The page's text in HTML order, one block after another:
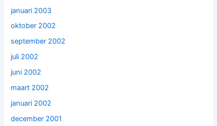
januari 2003
oktober 2002
september 2002
juli 2002
juni 2002
maart 2002
januari 2002
december 2001